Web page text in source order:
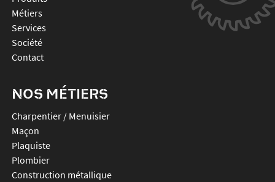
Métiers
Services
Société
Contact
NOS MÉTIERS
Charpentier / Menuisier
Maçon
Plaquiste
Plombier
Construction métallique